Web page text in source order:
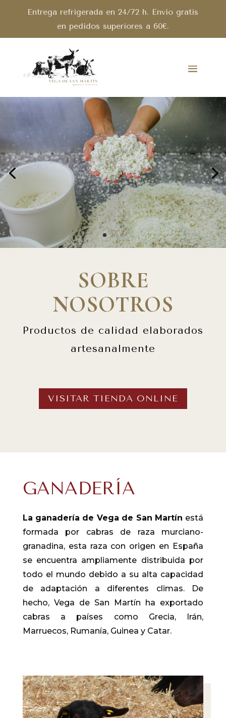
Entrega refrigerada en 24/72 h. Envío gratis
en pedidos superiores a 60€.
SOBRE
NOSOTROS
Productos de calidad elaborados
artesanalmente
VISITAR TIENDA ONLINE
GANADERÍA
La ganadería de Vega de San Martín está
formada por cabras de raza murciano-
granadina, esta raza con origen en España
se encuentra ampliamente distribuida por
todo el mundo debido a su alta capacidad
de adaptación a diferentes climas. De
hecho, Vega de San Martín ha exportado
cabras a países como Grecia, Irán,
Marruecos, Rumanía, Guinea y Catar.